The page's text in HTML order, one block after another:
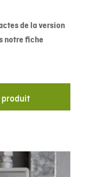
de la version
notre fiche